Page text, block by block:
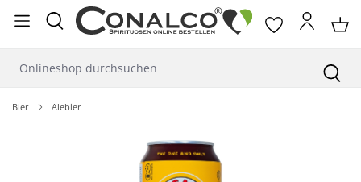
springen
Bier Alebier